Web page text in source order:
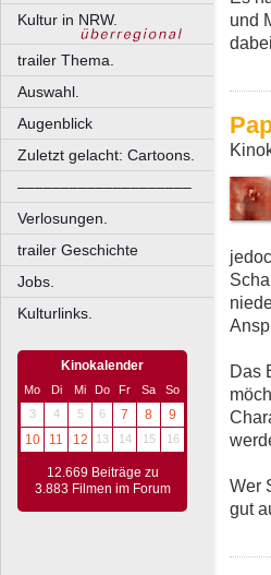
Kultur in NRW.
trailer Thema.
Auswahl.
Augenblick
Zuletzt gelacht: Cartoons.
––––––––––––––––––––
Verlosungen.
trailer Geschichte
Jobs.
Kulturlinks.
Kinokalender
Mo Di Mi Do Fr Sa
So
3
4 5 6 7 8
9
10
11 12 13 14 15 16
12.669 Beiträge zu
3.883 Filmen im Forum
und
Das
Wer
gut